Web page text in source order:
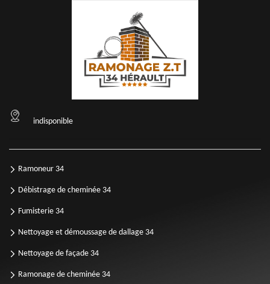
indisponible
Ramoneur 34
Débistrage de cheminée 34
Fumisterie 34
Nettoyage et démoussage de dallage 34
Nettoyage de façade 34
Ramonage de cheminée 34